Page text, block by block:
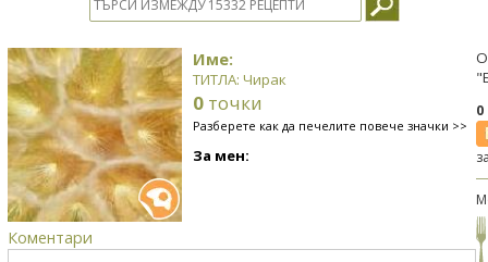
Име:
ТИТЛА: Чирак
0 точки
Разберете как да печелите повече значки >>
За мен:
Коментари